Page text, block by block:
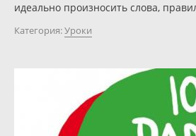
идеально произносить слова,
Категория:Уроки